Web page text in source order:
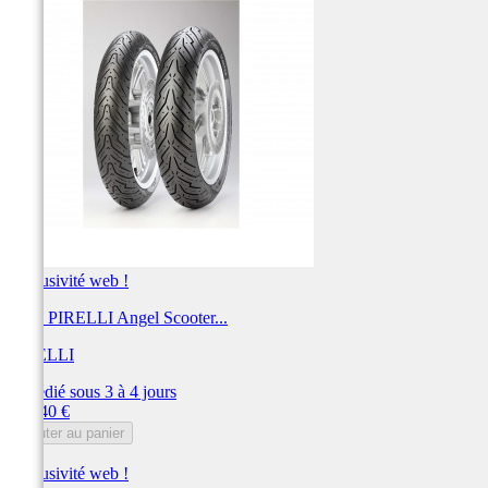
Exclusivité web !
Pneu PIRELLI Angel Scooter...
PIRELLI
Expédié sous 3 à 4 jours
236,40 €
Ajouter au panier
Exclusivité web !